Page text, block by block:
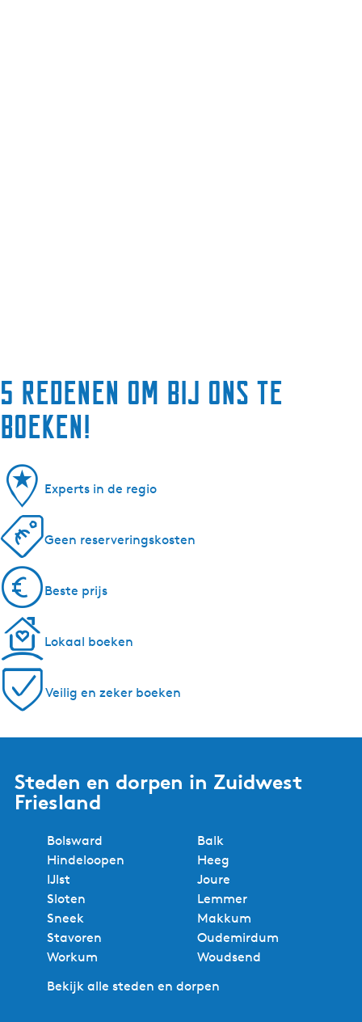
5 redenen om bij ons te
boeken!
Experts in de regio
Geen reserveringskosten
Beste prijs
Lokaal boeken
Veilig en zeker boeken
Steden en dorpen in Zuidwest
Friesland
Bolsward
Balk
Hindeloopen
Heeg
IJlst
Joure
Sloten
Lemmer
Sneek
Makkum
Stavoren
Oudemirdum
Workum
Woudsend
Bekijk alle steden en dorpen